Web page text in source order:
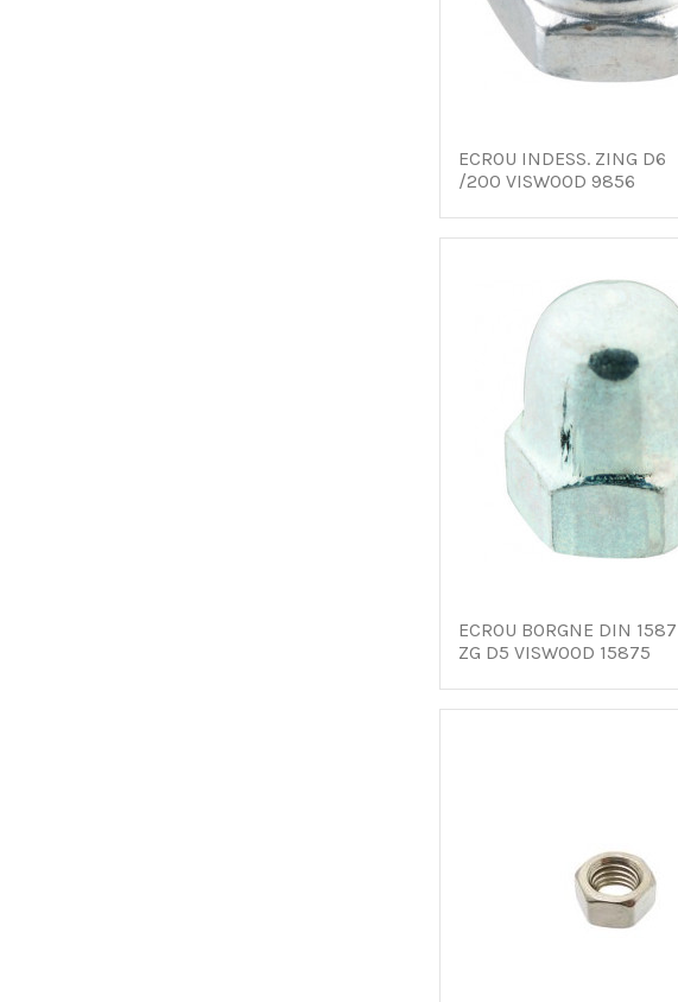
ECROU INDESS. ZING D6
/200 VISWOOD 9856
ECROU BORGNE DIN
ZG D5 VISWOOD 15875